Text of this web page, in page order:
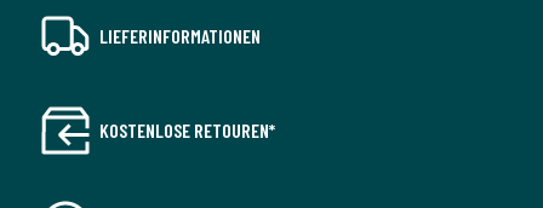
LIEFERINFORMATIONEN
KOSTENLOSE RETOUREN*